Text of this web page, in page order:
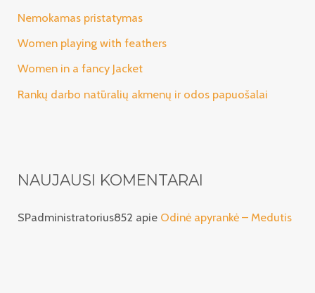
Nemokamas pristatymas
Women playing with feathers
Women in a fancy Jacket
Rankų darbo natūralių akmenų ir odos papuošalai
NAUJAUSI KOMENTARAI
SPadministratorius852 apie Odinė apyrankė – Medutis